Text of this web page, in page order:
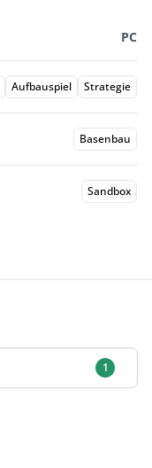
PC
Aufbauspiel Strategie
Basenbau
Sandbox
1